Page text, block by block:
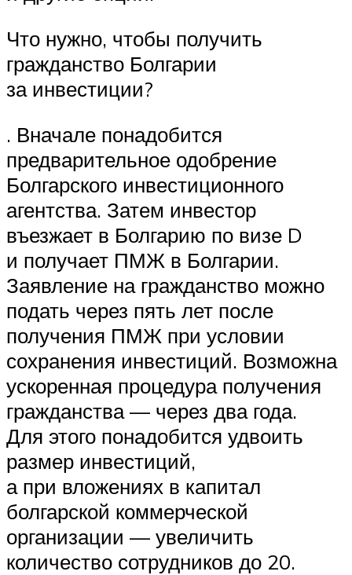
Что нужно, чтобы получить
гражданство Болгарии
за инвестиции?
. Вначале понадобится
предварительное одобрение
Болгарского инвестиционного
агентства. Затем инвестор
въезжает в Болгарию по визе D
и получает ПМЖ в Болгарии.
Заявление на гражданство можно
подать через пять лет после
получения ПМЖ при условии
сохранения инвестиций. Возможна
ускоренная процедура получения
гражданства — через два года.
Для этого понадобится удвоить
размер инвестиций,
а при вложениях в капитал
болгарской коммерческой
организации — увеличить
количество сотрудников до 20.